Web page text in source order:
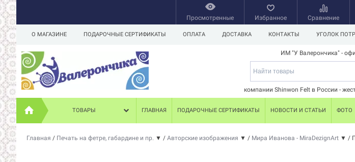
Просмотренные Избранное Сравнение
О МАГАЗИНЕ ПОДАРОЧНЫЕ СЕРТИФИКАТЫ ОПЛАТА ДОСТАВКА КОНТАКТЫ УГОЛОК
ИМ "У Валерончика" -
компании Shinwon Felt в России -
ТОВАРЫ ГЛАВНАЯ ПОДАРОЧНЫЕ СЕРТИФИКАТЫ НОВОСТИ И СТАТЬИ ФОТО
Главная / Печать на фетре, габардине и пр. ▼ / Авторские изображения ▼ / Мира Иванова - MiraDezignArt ▼ /